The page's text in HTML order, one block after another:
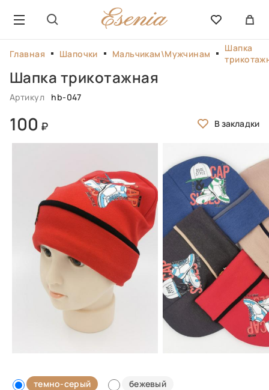
Главная Шапочки Мальчикам\Мужчинам
Шапка
Шапка трикотажная
Артикул hb-047
100
темно-серый бежевый